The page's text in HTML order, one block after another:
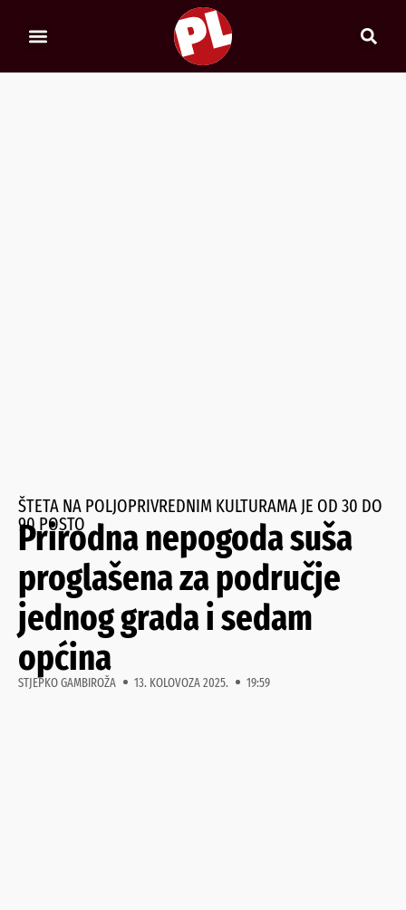
ŠTETA NA POLJOPRIVREDNIM KULTURAMA JE OD 30 DO
90 POSTO
Prirodna nepogoda suša
proglašena za područje
jednog grada i sedam
općina
STJEPKO GAMBIROŽA 13. KOLOVOZA 2025. 19:59